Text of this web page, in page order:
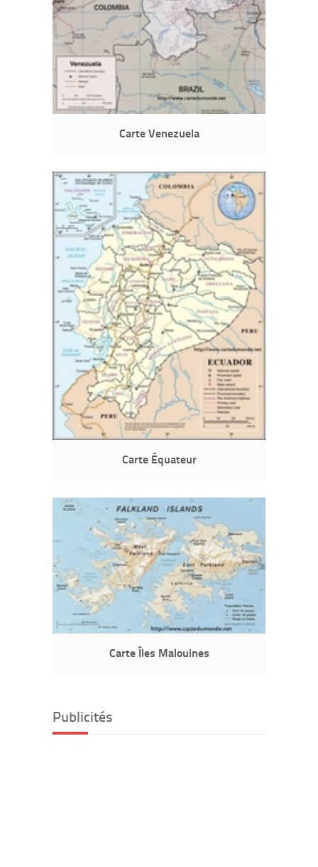
Carte Venezuela
Carte Équateur
Carte Îles Malouines
Publicités